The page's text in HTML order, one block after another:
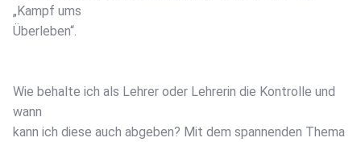
„Kampf ums
Überleben“.
Wie behalte ich als Lehrer oder Lehrerin die Kontrolle und
wann
kann ich diese auch abgeben? Mit dem spannenden Thema